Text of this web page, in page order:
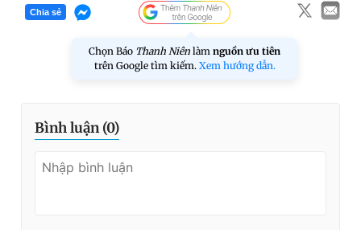
Chia sẻ
Chọn Báo Thanh Niên làm nguồn ưu tiên
trên Google tìm kiếm. Xem hướng dẫn.
Bình luận (0)